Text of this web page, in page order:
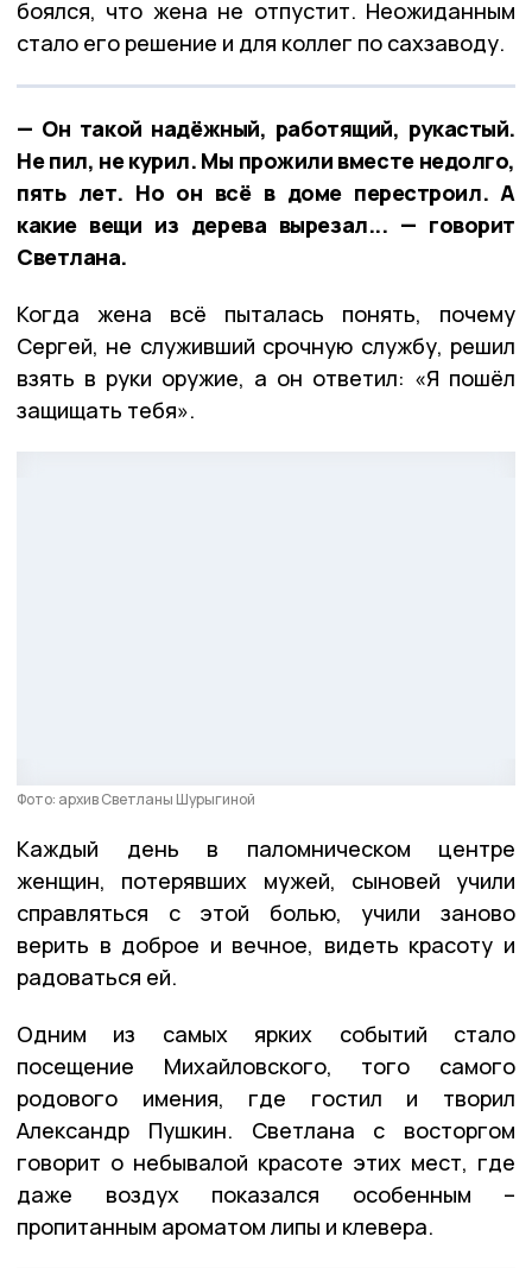
боялся, что жена не отпустит. Неожиданным
стало его решение и для коллег по сахзаводу.
— Он такой надёжный, работящий, рукастый.
Не пил, не курил. Мы прожили вместе недолго,
пять лет. Но он всё в доме перестроил. А
какие вещи из дерева вырезал... — говорит
Светлана.
Когда жена всё пыталась понять, почему
Сергей, не служивший срочную службу, решил
взять в руки оружие, а он ответил: «Я пошёл
защищать тебя».
Фото: архив Светланы Шурыгиной
Каждый день в паломническом центре
женщин, потерявших мужей, сыновей учили
справляться с этой болью, учили заново
верить в доброе и вечное, видеть красоту и
радоваться ей.
Одним из самых ярких событий стало
посещение Михайловского, того самого
родового имения, где гостил и творил
Александр Пушкин. Светлана с восторгом
говорит о небывалой красоте этих мест, где
даже воздух показался особенным –
пропитанным ароматом липы и клевера.